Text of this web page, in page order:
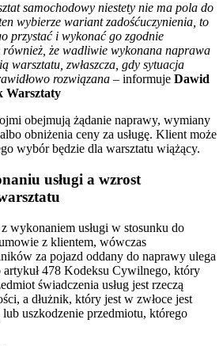
samochodowy niestety nie ma pola do
wybierze wariant zadośćuczynienia, to
przystać i wykonać go zgodnie
również, że wadliwie wykonana naprawa
warsztatu, zwłaszcza, gdy sytuacja
rozwiązana – informuje Dawid
Warsztaty
obejmują żądanie naprawy, wymiany
obniżenia ceny za usługę. Klient może
wybór będzie dla warsztatu wiążący.
usługi a wzrost
wykonaniem usługi w stosunku do
z klientem, wówczas
za pojazd oddany do naprawy ulega
478 Kodeksu Cywilnego, który
świadczenia usług jest rzeczą
a dłużnik, który jest w zwłoce jest
uszkodzenie przedmiotu, którego